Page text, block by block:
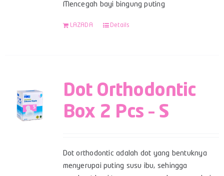
Mencegah bayi bingung puting
LAZADA Details
Dot Orthodontic
Box 2 Pcs – S
Dot orthodontic adalah dot yang bentuknya
menyerupai puting susu ibu, sehingga